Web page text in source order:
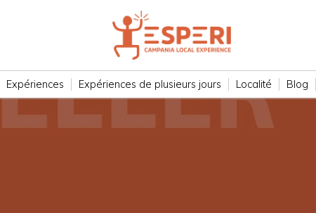
Expériences Expériences de plusieurs jours Localité Blog